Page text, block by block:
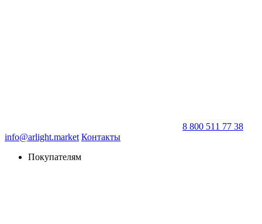
8 800 511 77 38
info@arlight.market Контакты
Покупателям